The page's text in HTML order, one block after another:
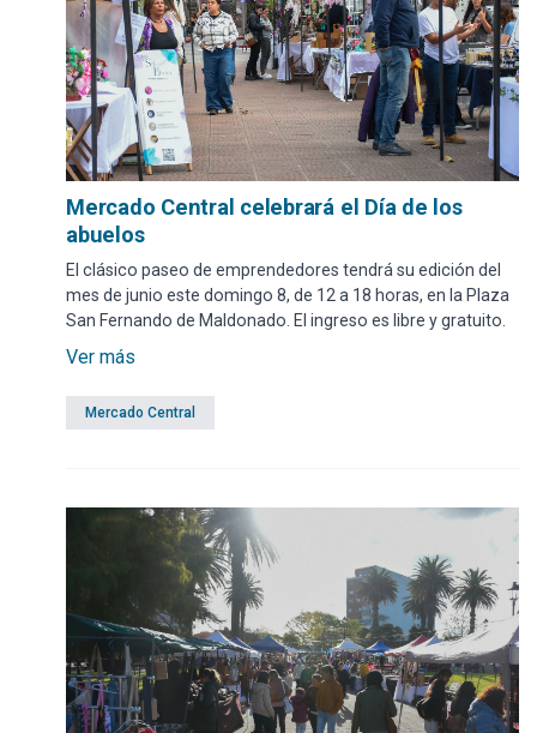
Mercado Central celebrará el Día de los
abuelos
El clásico paseo de emprendedores tendrá su edición del
mes de junio este domingo 8, de 12 a 18 horas, en la Plaza
San Fernando de Maldonado. El ingreso es libre y gratuito.
Ver más
Mercado Central